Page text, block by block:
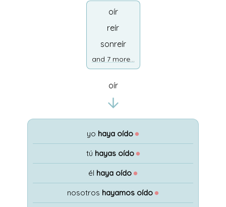
oír
reír
sonreír
and 7 more...
oír
yo haya oído ●
tú hayas oído ●
él haya oído ●
nosotros hayamos oído ●